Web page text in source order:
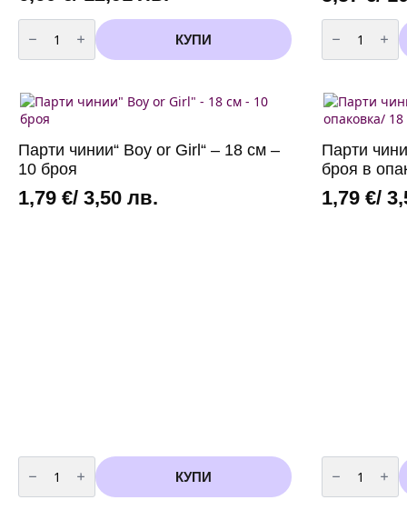
количество
за
Балони
металик
см
-100
броя
КУПИ
количество
за
Балони
Перла
броя
бели
-
см
Парти чинии“ Boy or Girl“ – 18 см –
10 броя
1,79 €/ 3,50 лв.
количество
за
Парти
чинии"
КУПИ
Парти
броя в
1,79€/
количество
за
Парти
чинии